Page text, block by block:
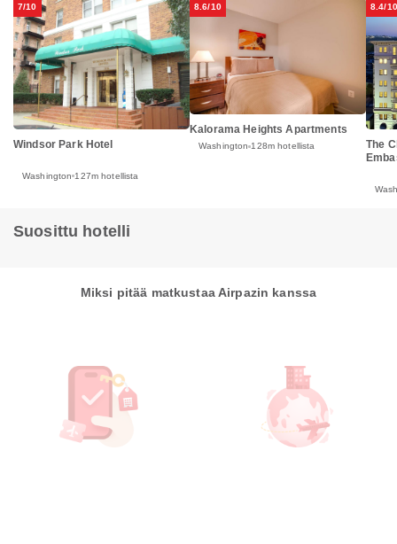
7/10
Windsor Park Hotel
Washington 127m hotellista
8.6/10
Kalorama Heights Apartments
Washington 128m hotellista
8.4/10
The
Suosittu hotelli
Miksi pitää matkustaa Airpazin kanssa